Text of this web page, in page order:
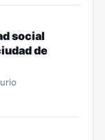
social
de